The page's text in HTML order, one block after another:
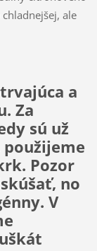
ale
a
Za
sú už
Pozor
no
V